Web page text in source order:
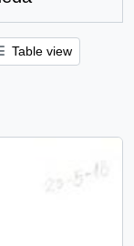
Table view